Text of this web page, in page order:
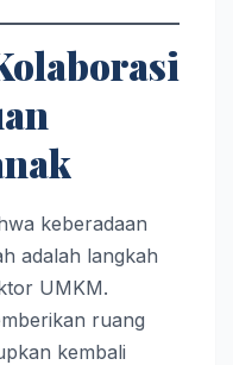
keberadaan
adalah langkah
UMKM.
ruang
kembali